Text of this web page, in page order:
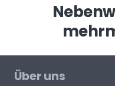
mehr
Über uns